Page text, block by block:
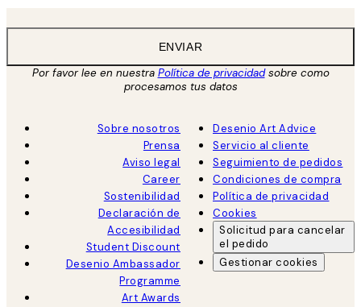
ENVIAR
Por favor lee en nuestra Política de privacidadsobre como
procesamos tus datos
Sobre nosotros
Prensa
Aviso legal
Career
Sostenibilidad
Declaración de
Accesibilidad
Student Discount
Desenio Ambassador
Programme
Art Awards
Desenio Art Advice
Servicio al cliente
Seguimiento de pedidos
Condiciones de compra
Política de privacidad
Cookies
Solicitud para cancelar
el pedido
Gestionar cookies